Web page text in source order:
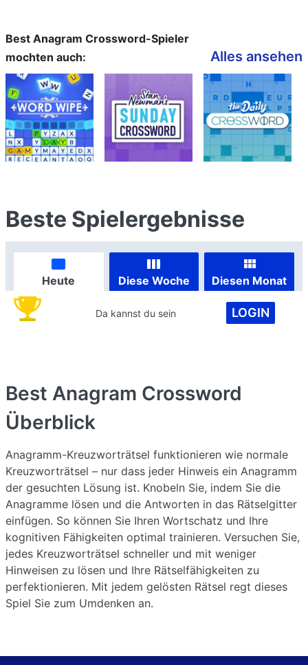
Best Anagram Crossword-Spieler
mochten auch:
Alles ansehen
Beste Spielergebnisse
Heute Diese Woche Diesen Monat
Da kannst du sein LOGIN
Best Anagram Crossword
Überblick
Anagramm-Kreuzworträtsel funktionieren wie normale
Kreuzworträtsel – nur dass jeder Hinweis ein Anagramm
der gesuchten Lösung ist. Knobeln Sie, indem Sie die
Anagramme lösen und die Antworten in das Rätselgitter
einfügen. So können Sie Ihren Wortschatz und Ihre
kognitiven Fähigkeiten optimal trainieren. Versuchen Sie,
jedes Kreuzworträtsel schneller und mit weniger
Hinweisen zu lösen und Ihre Rätselfähigkeiten zu
perfektionieren. Mit jedem gelösten Rätsel regt dieses
Spiel Sie zum Umdenken an.